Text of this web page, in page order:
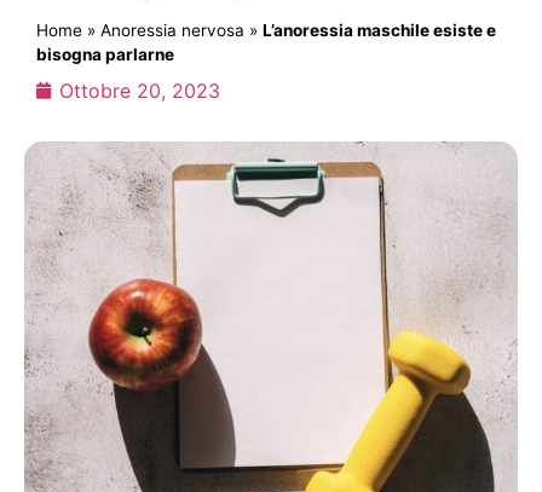
Home » Anoressia nervosa » L’anoressia maschile esiste e
bisogna parlarne
Ottobre 20, 2023